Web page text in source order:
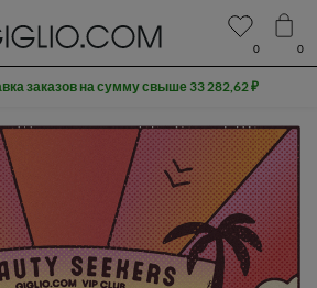
0 0
заказов на сумму свыше 33 282,62 ₽